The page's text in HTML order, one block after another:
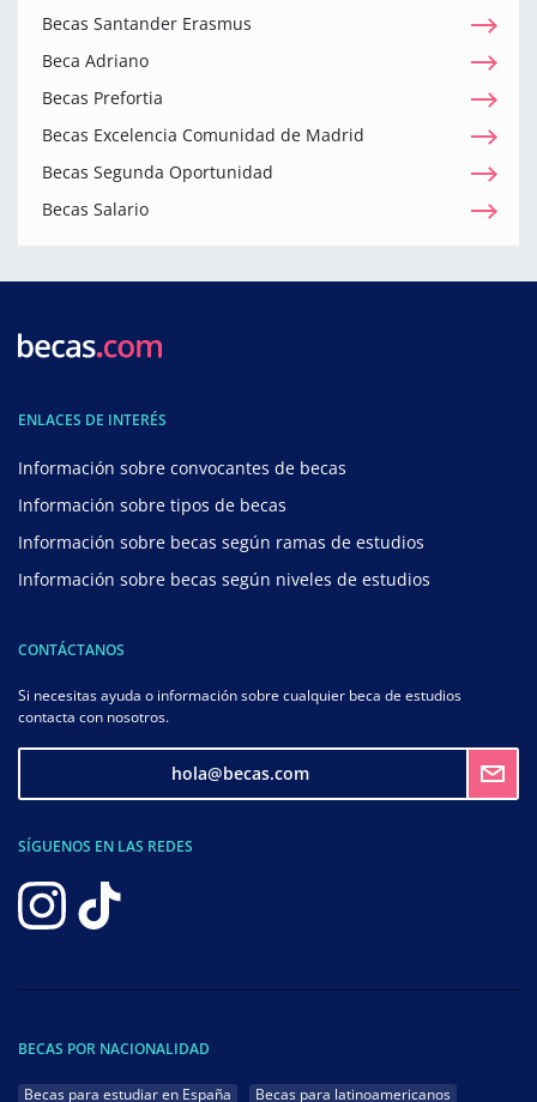
Becas Santander Erasmus
Beca Adriano
Becas Prefortia
Becas Excelencia Comunidad de Madrid
Becas Segunda Oportunidad
Becas Salario
ENLACES DE INTERÉS
Información sobre convocantes de becas
Información sobre tipos de becas
Información sobre becas según ramas de estudios
Información sobre becas según niveles de estudios
CONTÁCTANOS
Si necesitas ayuda o información sobre cualquier beca de estudios
contacta con nosotros.
hola@becas.com
SÍGUENOS EN LAS REDES
BECAS POR NACIONALIDAD
Becas para estudiar en España Becas para latinoamericanos